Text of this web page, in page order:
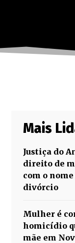
Mais
Justiça do
direito de
com o
divórcio
Mulher é
homicídio
mãe em